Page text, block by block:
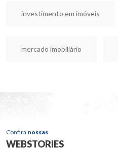
investimento em imóveis
mercado imobiliário
Confira nossas
WEBSTORIES